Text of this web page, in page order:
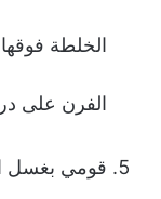
الخلطة
الفرن على درجة
قومي بغسل